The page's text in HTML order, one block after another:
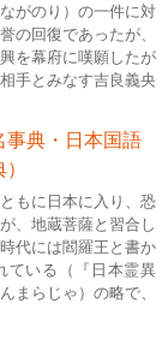
がのり）の一件に対
の回復であったが、
を幕府に嘆願したが
手とみなす吉良義央
事典・日本国語
もに日本に入り、恐
、地蔵菩薩と習合し
代には閻羅王と書か
ている（『日本霊異
まらじゃ）の略で、